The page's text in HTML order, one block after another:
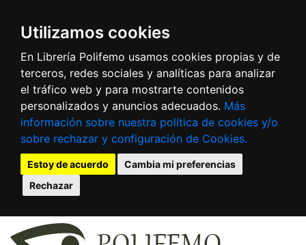
Utilizamos cookies
En Librería Polifemo usamos cookies propias y de
terceros, redes sociales y analíticas para analizar
el tráfico web y para mostrarte contenidos
personalizados y anuncios adecuados. Más
información sobre nuestra política de cookies y/o
sobre rechazar y configuración de Cookies.
Estoy de acuerdo
Cambia mi preferencias
Rechazar